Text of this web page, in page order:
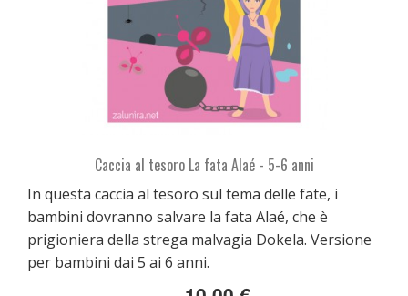
Caccia al tesoro La fata Alaé - 5-6 anni
In questa caccia al tesoro sul tema delle fate, i
bambini dovranno salvare la fata Alaé, che è
prigioniera della strega malvagia Dokela. Versione
per bambini dai 5 ai 6 anni.